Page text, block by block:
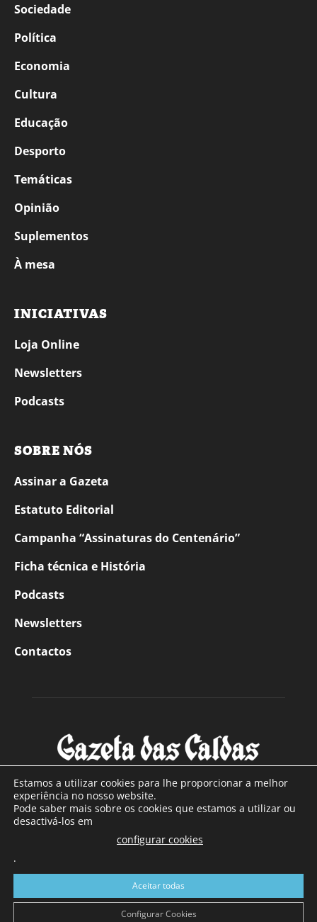
Sociedade
Política
Economia
Cultura
Educação
Desporto
Temáticas
Opinião
Suplementos
À mesa
INICIATIVAS
Loja Online
Newsletters
Podcasts
SOBRE NÓS
Assinar a Gazeta
Estatuto Editorial
Campanha “Assinaturas do Centenário”
Ficha técnica e História
Podcasts
Newsletters
Contactos
SOBRE NÓS
Com sede nas Caldas da Rainha e mais de 90 anos de
a sul de distrito de Leiria, com mais de 40.000 leitores por
toda a região Oeste. Jornal com distribuição em Portugal
Continental e assinatura online.
Estamos a utilizar cookies para lhe proporcionar a melhor
experiência no nosso website.
Pode saber mais sobre os cookies que estamos a utilizar ou
desactivá-los em
configurar cookies
.
Aceitar todas
Configurar Cookies